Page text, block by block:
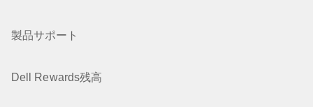
製品サポート
Dell Rewards残高